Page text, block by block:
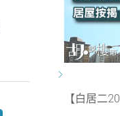
【白居二